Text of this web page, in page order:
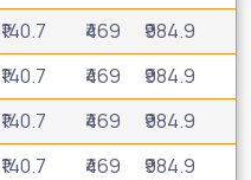
₹140.7 ₹469
₹984.9
₹140.7 ₹469
₹984.9
₹140.7 ₹469
₹984.9
₹140.7 ₹469
₹984.9